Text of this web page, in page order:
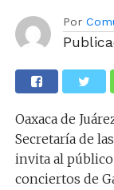
Por
Oaxaca de
Secretaría de
invita al
conciertos de